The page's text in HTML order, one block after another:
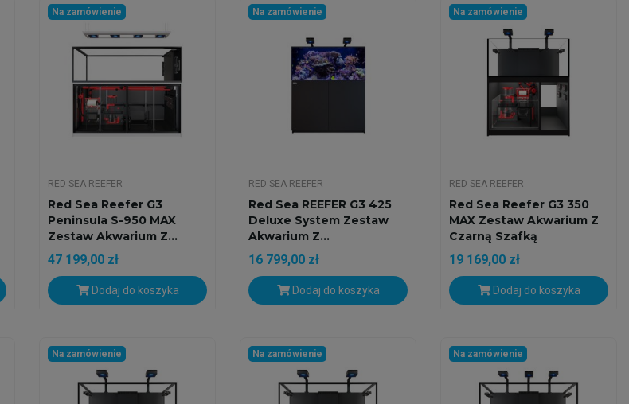
Na zamówienie
RED SEA REEFER
Red Sea Reefer G3
Peninsula S-950 MAX
Zestaw Akwarium Z...
47 199,00 zł
Dodaj do koszyka
Na zamówienie
RED SEA REEFER
Red Sea REEFER G3 425
Deluxe System Zestaw
Akwarium Z...
16 799,00 zł
Dodaj do koszyka
Na zamówienie
RED SEA REEFER
Red Sea Reefer G3 350
MAX Zestaw Akwarium Z
Czarną Szafką
19 169,00 zł
Dodaj do koszyka
Na zamówienie Na zamówienie Na zamówienie